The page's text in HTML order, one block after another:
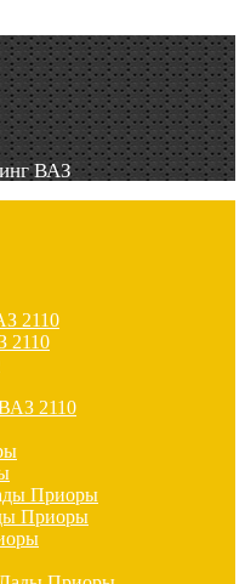
ВАЗ
2110
2110
2110
Приоры
Приоры